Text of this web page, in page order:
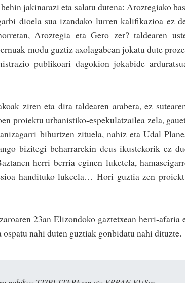
jakinarazi eta salatu dutena: Aroztegiako
dioela sua izandako lu­rren kalifikazioa ez
Aroztegia eta Gero zer? taldearen
modu guztiz axolagabean jokatu dute
publikoari dagokion jokabide
ziren eta dira taldearen arabera, ez
proiektu urbanistiko-espekulatzailea zela,
bihurtzen zituela, nahiz eta Udal
bizitegi beharrarekin deus ikustekorik ez
herri berria eginen luketela,
handituko lukeela… Hori guztia zen
23an Elizondoko gaztetxean herri-afaria
nahi duten guztiak gonbidatu nahi dituzte.